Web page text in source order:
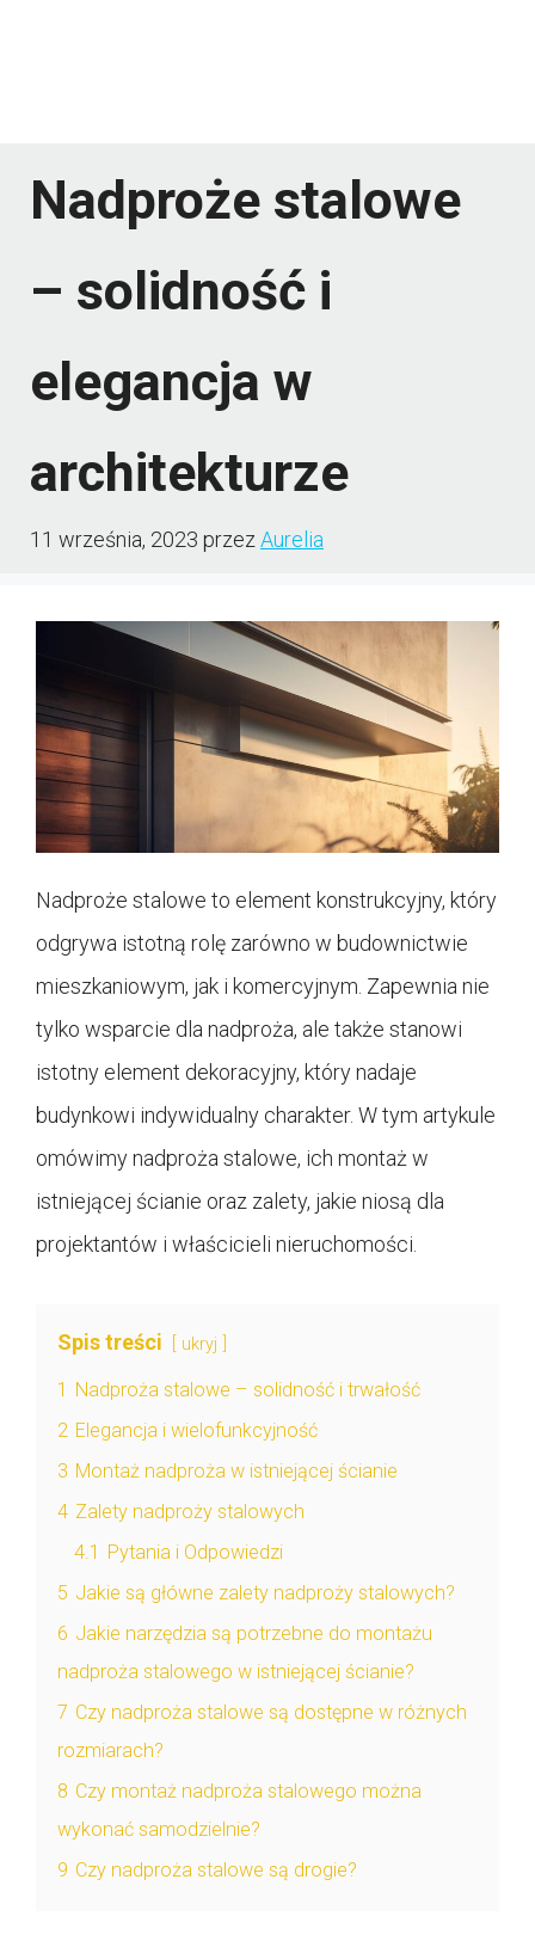
Nadproże stalowe
– solidność i
elegancja w
architekturze
11 września, 2023 przez Aurelia
Nadproże stalowe to element konstrukcyjny, który
odgrywa istotną rolę zarówno w budownictwie
mieszkaniowym, jak i komercyjnym. Zapewnia nie
tylko wsparcie dla nadproża, ale także stanowi
istotny element dekoracyjny, który nadaje
budynkowi indywidualny charakter. W tym artykule
omówimy nadproża stalowe, ich montaż w
istniejącej ścianie oraz zalety, jakie niosą dla
projektantów i właścicieli nieruchomości.
Spis treści ukryj
1 Nadproża stalowe – solidność i trwałość
2 Elegancja i wielofunkcyjność
3 Montaż nadproża w istniejącej ścianie
4 Zalety nadproży stalowych
4.1 Pytania i Odpowiedzi
5 Jakie są główne zalety nadproży stalowych?
6 Jakie narzędzia są potrzebne do montażu
nadproża stalowego w istniejącej ścianie?
7 Czy nadproża stalowe są dostępne w różnych
rozmiarach?
8 Czy montaż nadproża stalowego można
wykonać samodzielnie?
9 Czy nadproża stalowe są drogie?